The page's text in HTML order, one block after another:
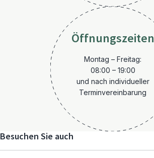
Öffnungszeiten
Montag – Freitag:
08:00 – 19:00
und nach individueller
Terminvereinbarung
Besuchen Sie auch